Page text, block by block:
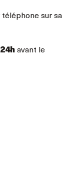
téléphone sur sa
avant le